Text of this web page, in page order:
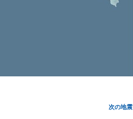
次の地震